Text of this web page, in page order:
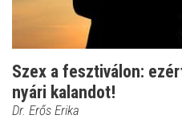
Szex a fesztiválon:
nyári kalandot!
Dr. Erős Erika